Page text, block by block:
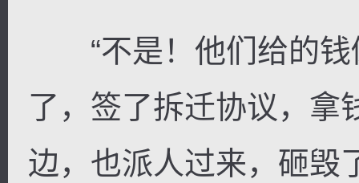
“不是！他们给的钱
了，签了拆迁协议，拿
边，也派人过来，砸毁